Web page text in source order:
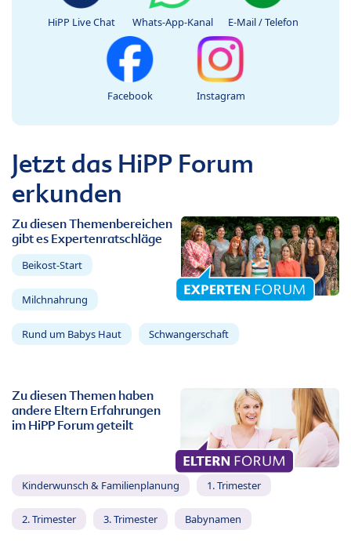
HiPP Live Chat Whats-App-Kanal E-Mail / Telefon
Facebook Instagram
Jetzt das HiPP Forum
erkunden
Zu diesen Themenbereichen
gibt es Expertenratschläge
Beikost-Start
Milchnahrung
Rund um Babys Haut Schwangerschaft
Zu diesen Themen haben
andere Eltern Erfahrungen
im HiPP Forum geteilt
Kinderwunsch & Familienplanung 1. Trimester
2. Trimester 3. Trimester Babynamen